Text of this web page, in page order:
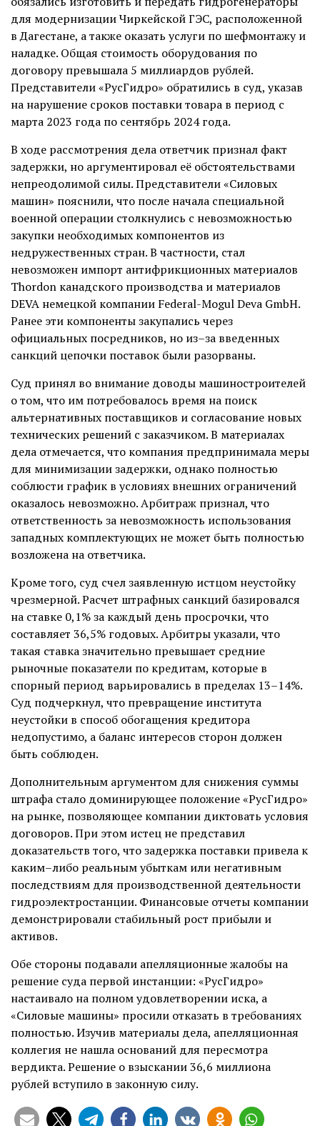
для модернизации Чиркейской ГЭС, расположенной
в Дагестане, а также оказать услуги по шефмонтажу и
наладке. Общая стоимость оборудования по
договору превышала 5 миллиардов рублей.
Представители «РусГидро» обратились в суд, указав
на нарушение сроков поставки товара в период с
марта 2023 года по сентябрь 2024 года.
В ходе рассмотрения дела ответчик признал факт
задержки, но аргументировал её обстоятельствами
непреодолимой силы. Представители «Силовых
машин» пояснили, что после начала специальной
военной операции столкнулись с невозможностью
закупки необходимых компонентов из
недружественных стран. В частности, стал
невозможен импорт антифрикционных материалов
Thordon канадского производства и материалов
DEVA немецкой компании Federal-Mogul Deva GmbH.
Ранее эти компоненты закупались через
официальных посредников, но из–за введенных
санкций цепочки поставок были разорваны.
Суд принял во внимание доводы машиностроителей
о том, что им потребовалось время на поиск
альтернативных поставщиков и согласование новых
технических решений с заказчиком. В материалах
дела отмечается, что компания предпринимала меры
для минимизации задержки, однако полностью
соблюсти график в условиях внешних ограничений
оказалось невозможно. Арбитраж признал, что
ответственность за невозможность использования
западных комплектующих не может быть полностью
возложена на ответчика.
Кроме того, суд счел заявленную истцом неустойку
чрезмерной. Расчет штрафных санкций базировался
на ставке 0,1% за каждый день просрочки, что
составляет 36,5% годовых. Арбитры указали, что
такая ставка значительно превышает средние
рыночные показатели по кредитам, которые в
спорный период варьировались в пределах 13–14%.
Суд подчеркнул, что превращение института
неустойки в способ обогащения кредитора
недопустимо, а баланс интересов сторон должен
быть соблюден.
Дополнительным аргументом для снижения суммы
штрафа стало доминирующее положение «РусГидро»
на рынке, позволяющее компании диктовать условия
договоров. При этом истец не представил
доказательств того, что задержка поставки привела к
каким–либо реальным убыткам или негативным
последствиям для производственной деятельности
гидроэлектростанции. Финансовые отчеты компании
демонстрировали стабильный рост прибыли и
активов.
Обе стороны подавали апелляционные жалобы на
решение суда первой инстанции: «РусГидро»
настаивало на полном удовлетворении иска, а
«Силовые машины» просили отказать в требованиях
полностью. Изучив материалы дела, апелляционная
коллегия не нашла оснований для пересмотра
вердикта. Решение о взыскании 36,6 миллиона
рублей вступило в законную силу.